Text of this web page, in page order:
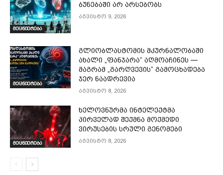
მეცნიერება
ბუნებაში არ არსებობს
აგვისტო 9, 2026
მეცნიერება
გლიობლასტომის მკურნალობაში
ახალი „ფანჯარა“ აღმოაჩინეს —
მაგრამ „გარღვევის“ გამოცხადება
ჯერ ნაადრევია
აგვისტო 8, 2026
მეცნიერება
ხელოვნურმა ინტელექტმა
პირველად შექმნა მოქმედი
ვირუსების სრული გენომები
აგვისტო 8, 2026